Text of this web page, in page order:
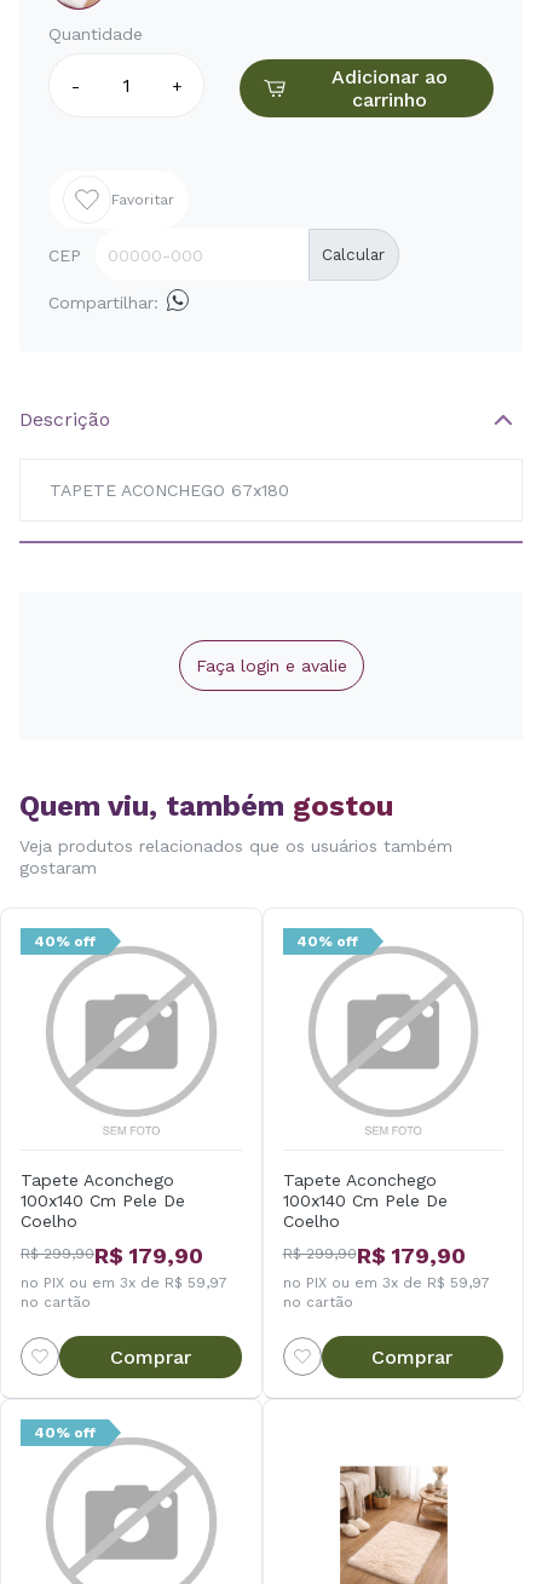
Quantidade
- +
Adicionar ao
carrinho
Favoritar
CEP Calcular
Compartilhar:
Descrição
TAPETE ACONCHEGO 67x180
Faça login e avalie
Quem viu, também gostou
Veja produtos relacionados que os usuários também
gostaram
40% off
Tapete Aconchego
100x140 Cm Pele De
Coelho
R$ 299,90R$ 179,90
no PIX ou em 3x de R$ 59,97
no cartão
Comprar
40% off
Tapete Aconchego
100x140 Cm Pele De
Coelho
R$ 299,90R$ 179,90
no PIX ou em 3x de R$ 59,97
no cartão
Comprar
40% off